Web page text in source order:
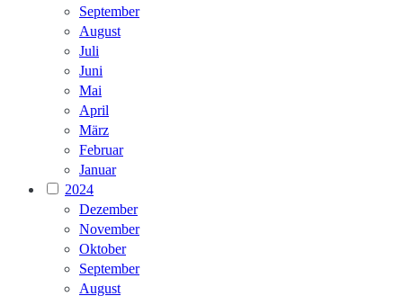
September
August
Juli
Juni
Mai
April
März
Februar
Januar
2024
Dezember
November
Oktober
September
August